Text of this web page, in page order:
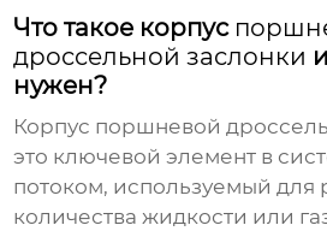
Что такое корпус
дроссельной заслонки
нужен?
Корпус поршневой
это ключевой элемент в
потоком, используемый для
количества жидкости или